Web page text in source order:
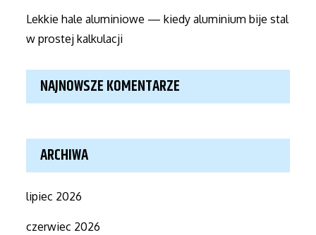
Lekkie hale aluminiowe — kiedy aluminium bije stal
w prostej kalkulacji
NAJNOWSZE KOMENTARZE
ARCHIWA
lipiec 2026
czerwiec 2026